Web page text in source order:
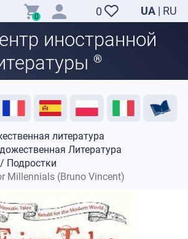
0 UA | RU
иностранной
®
0
Поддержка преподавателей
литература
Литература
/ Подростки
Millennials (Bruno Vincent)